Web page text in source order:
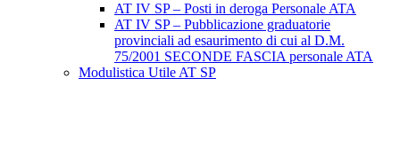
AT IV SP – Posti in deroga Personale ATA
AT IV SP – Pubblicazione graduatorie
provinciali ad esaurimento di cui al D.M.
75/2001 SECONDE FASCIA personale ATA
Modulistica Utile AT SP